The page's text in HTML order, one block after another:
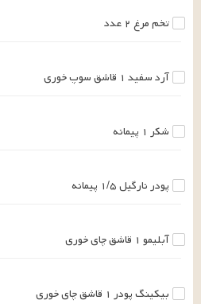
تخم مرغ ۲ عدد
آرد سفید ۱ قاشق سوپ خوری
شکر ۱ پیمانه
پودر نارگیل۱/۵ پیمانه
آبلیمو ۱ قاشق چای خوری
بیکینگ پودر ۱ قاشق چای خوری